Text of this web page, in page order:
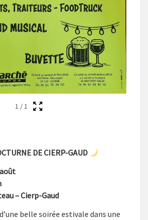
1 /1
DE CIERP-GAUD
– Cierp-Gaud
belle soirée estivale dans une